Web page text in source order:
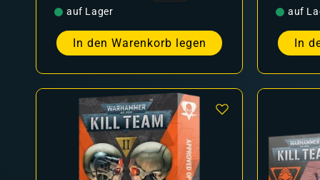
Preis
auf Lager
In den Warenkorb legen
Preis
auf
In